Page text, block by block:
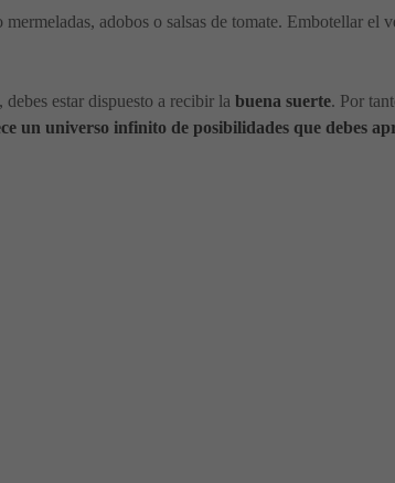
adobos o salsas de tomate. Embotellar el
debes estar dispuesto a recibir la buena suerte. Por
un universo infinito de posibilidades que debes